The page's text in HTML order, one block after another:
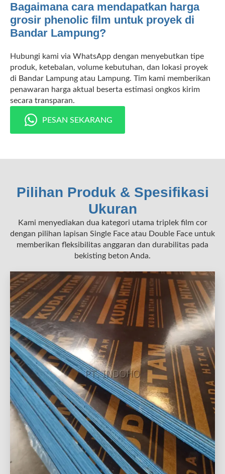
Bagaimana cara mendapatkan harga
grosir phenolic film untuk proyek di
Bandar Lampung?
Hubungi kami via WhatsApp dengan menyebutkan tipe
produk, ketebalan, volume kebutuhan, dan lokasi proyek
di Bandar Lampung atau Lampung. Tim kami memberikan
penawaran harga aktual beserta estimasi ongkos kirim
secara transparan.
PESAN SEKARANG
Pilihan Produk & Spesifikasi
Ukuran
Kami menyediakan dua kategori utama triplek film cor
dengan pilihan lapisan Single Face atau Double Face untuk
memberikan fleksibilitas anggaran dan durabilitas pada
bekisting beton Anda.